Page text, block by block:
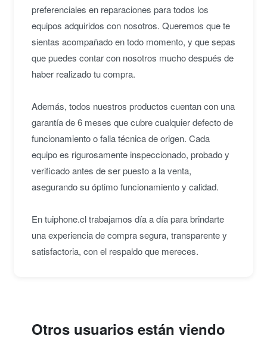
preferenciales en reparaciones para todos los
equipos adquiridos con nosotros. Queremos que te
sientas acompañado en todo momento, y que sepas
que puedes contar con nosotros mucho después de
haber realizado tu compra.
Además, todos nuestros productos cuentan con una
garantía de 6 meses que cubre cualquier defecto de
funcionamiento o falla técnica de origen. Cada
equipo es rigurosamente inspeccionado, probado y
verificado antes de ser puesto a la venta,
asegurando su óptimo funcionamiento y calidad.
En tuiphone.cl trabajamos día a día para brindarte
una experiencia de compra segura, transparente y
satisfactoria, con el respaldo que mereces.
Otros usuarios están viendo